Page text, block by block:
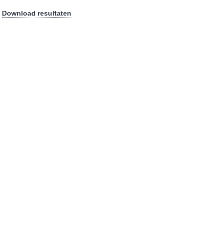
Download resultaten